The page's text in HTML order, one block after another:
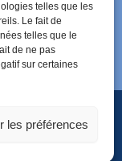
telles que les
Le fait de
telles que le
de ne pas
sur certaines
les préférences